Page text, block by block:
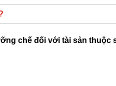
chế đối với tài sản thuộc